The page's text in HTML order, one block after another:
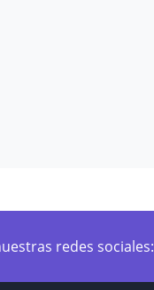
redes sociales: